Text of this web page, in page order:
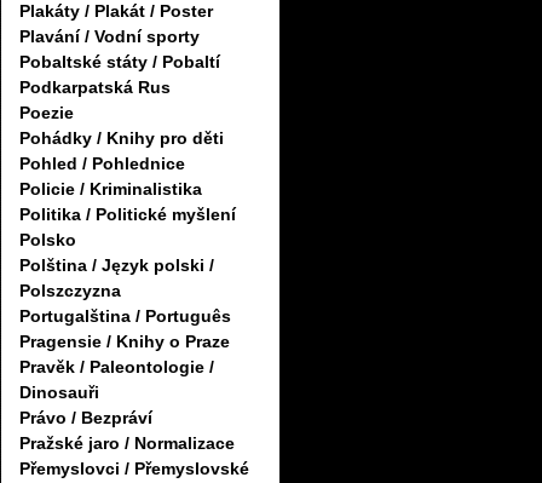
Plakáty / Plakát / Poster
Plavání / Vodní sporty
Pobaltské státy / Pobaltí
Podkarpatská Rus
Poezie
Pohádky / Knihy pro děti
Pohled / Pohlednice
Policie / Kriminalistika
Politika / Politické myšlení
Polsko
Polština / Język polski /
Polszczyzna
Portugalština / Português
Pragensie / Knihy o Praze
Pravěk / Paleontologie /
Dinosauři
Právo / Bezpráví
Pražské jaro / Normalizace
Přemyslovci / Přemyslovské